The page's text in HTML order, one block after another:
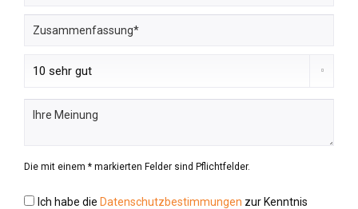
Die mit einem * markierten Felder sind Pflichtfelder.
Ich habe die Datenschutzbestimmungen zur Kenntnis